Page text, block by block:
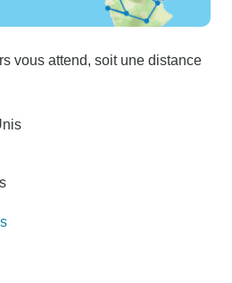
vous attend, soit une distance